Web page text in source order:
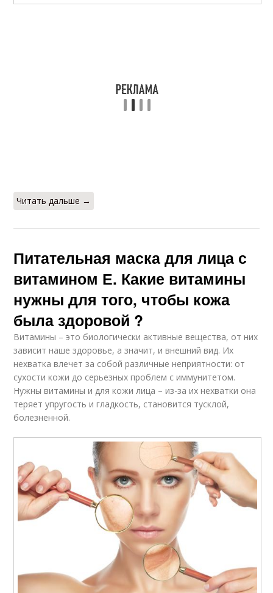
Читать дальше →
Питательная маска для лица с
витамином Е. Какие витамины
нужны для того, чтобы кожа
была здоровой ?
Витамины – это биологически активные вещества, от них
зависит наше здоровье, а значит, и внешний вид. Их
нехватка влечет за собой различные неприятности: от
сухости кожи до серьезных проблем с иммунитетом.
Нужны витамины и для кожи лица – из-за их нехватки она
теряет упругость и гладкость, становится тусклой,
болезненной.